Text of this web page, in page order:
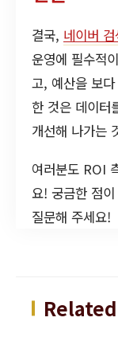
결국, 네이버
운영에 필수적
고, 예산을 보
한 것은 데이터
개선해 나가는
여러분도 ROI
요! 궁금한 점
질문해 주세요!